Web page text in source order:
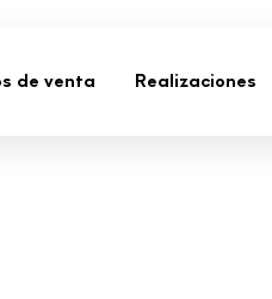
de venta Realizaciones